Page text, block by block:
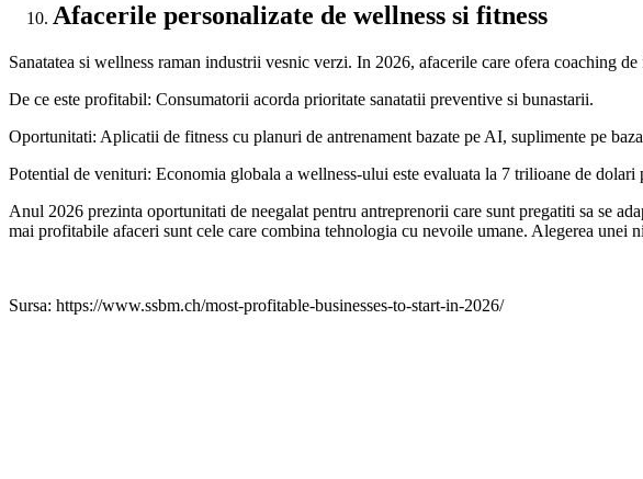
Afacerile personalizate de wellness si fitness
Sanatatea si wellness raman industrii vesnic verzi. In 2026, afacerile care ofera coaching
De ce este profitabil: Consumatorii acorda prioritate sanatatii preventive si bunastarii.
Oportunitati: Aplicatii de fitness cu planuri de antrenament bazate pe AI, suplimente pe
Potential de venituri: Economia globala a wellness-ului este evaluata la 7 trilioane de dolari
Anul 2026 prezinta oportunitati de neegalat pentru antreprenorii care sunt pregatiti sa se
mai profitabile afaceri sunt cele care combina tehnologia cu nevoile umane. Alegerea unei
Sursa: https://www.ssbm.ch/most-profitable-businesses-to-start-in-2026/